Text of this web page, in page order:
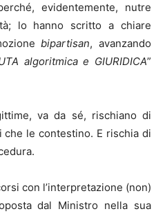
evidentemente, nutre
lo hanno scritto a chiare
bipartisan, avanzando
algoritmica e GIURIDICA”
va da sé, rischiano di
le contestino. E rischia di
con l’interpretazione (non)
dal Ministro nella sua